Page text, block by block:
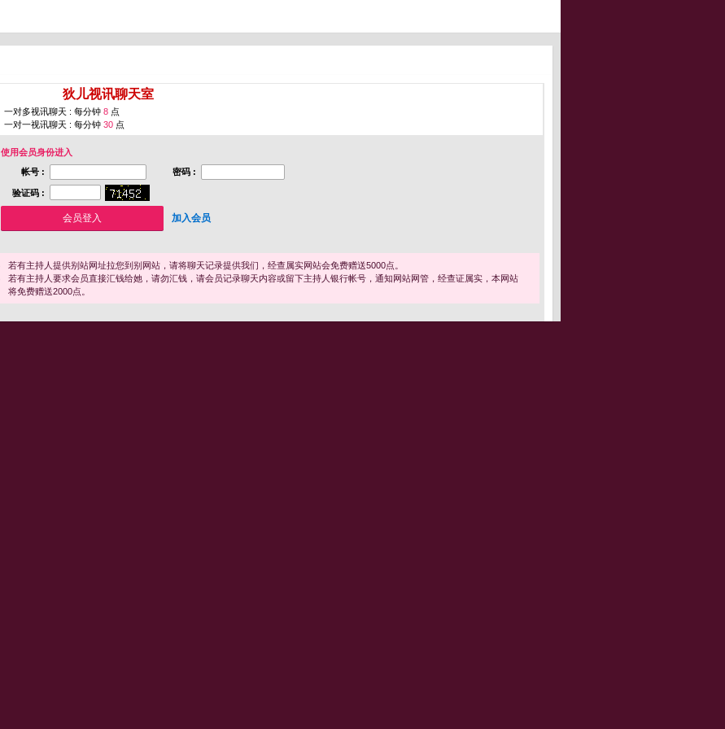
狄儿视讯聊天室
一对多视讯聊天 : 每分钟 8 点
一对一视讯聊天 : 每分钟 30 点
使用会员身份进入
帐号 :
密码 :
验证码 :
加入会员
若有主持人提供别站网址拉您到别网站，请将聊天记录提供我们，经查属实网站会免费赠送5000点。
若有主持人要求会员直接汇钱给她，请勿汇钱，请会员记录聊天内容或留下主持人银行帐号，通知网站网管，经查证属实，本网站
将免费赠送2000点。